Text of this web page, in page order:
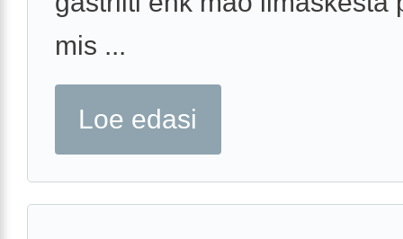
mis ...
Loe edasi